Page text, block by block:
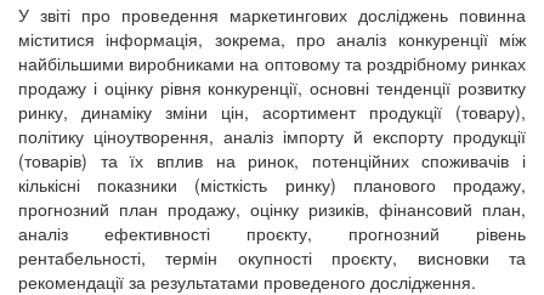
У звіті про проведення маркетингових досліджень повинна
міститися інформація, зокрема, про аналіз конкуренції між
найбільшими виробниками на оптовому та роздрібному ринках
продажу і оцінку рівня конкуренції, основні тенденції розвитку
ринку, динаміку зміни цін, асортимент продукції (товару),
політику ціноутворення, аналіз імпорту й експорту продукції
(товарів) та їх вплив на ринок, потенційних споживачів і
кількісні показники (місткість ринку) планового продажу,
прогнозний план продажу, оцінку ризиків, фінансовий план,
аналіз ефективності проєкту, прогнозний рівень
рентабельності, термін окупності проєкту, висновки та
рекомендації за результатами проведеного дослідження.